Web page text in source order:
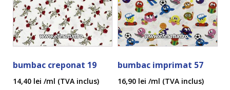
bumbac creponat 19
14,40 lei /ml (TVA inclus)
bumbac imprimat 57
16,90 lei /ml (TVA inclus)